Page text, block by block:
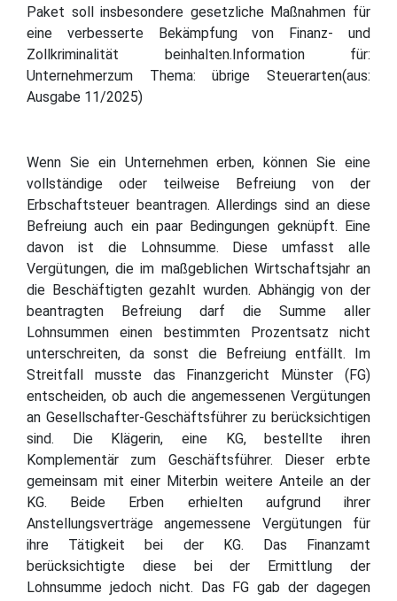
Paket soll insbesondere gesetzliche Maßnahmen für
eine verbesserte Bekämpfung von Finanz- und
Zollkriminalität beinhalten.Information für:
Unternehmerzum Thema: übrige Steuerarten(aus:
Ausgabe 11/2025)
Wenn Sie ein Unternehmen erben, können Sie eine
vollständige oder teilweise Befreiung von der
Erbschaftsteuer beantragen. Allerdings sind an diese
Befreiung auch ein paar Bedingungen geknüpft. Eine
davon ist die Lohnsumme. Diese umfasst alle
Vergütungen, die im maßgeblichen Wirtschaftsjahr an
die Beschäftigten gezahlt wurden. Abhängig von der
beantragten Befreiung darf die Summe aller
Lohnsummen einen bestimmten Prozentsatz nicht
unterschreiten, da sonst die Befreiung entfällt. Im
Streitfall musste das Finanzgericht Münster (FG)
entscheiden, ob auch die angemessenen Vergütungen
an Gesellschafter-Geschäftsführer zu berücksichtigen
sind. Die Klägerin, eine KG, bestellte ihren
Komplementär zum Geschäftsführer. Dieser erbte
gemeinsam mit einer Miterbin weitere Anteile an der
KG. Beide Erben erhielten aufgrund ihrer
Anstellungsverträge angemessene Vergütungen für
ihre Tätigkeit bei der KG. Das Finanzamt
berücksichtigte diese bei der Ermittlung der
Lohnsumme jedoch nicht. Das FG gab der dagegen